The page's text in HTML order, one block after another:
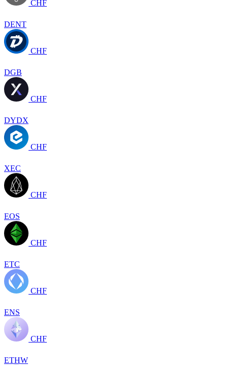
CHF
DENT
CHF
DGB
CHF
DYDX
CHF
XEC
CHF
EOS
CHF
ETC
CHF
ENS
CHF
ETHW